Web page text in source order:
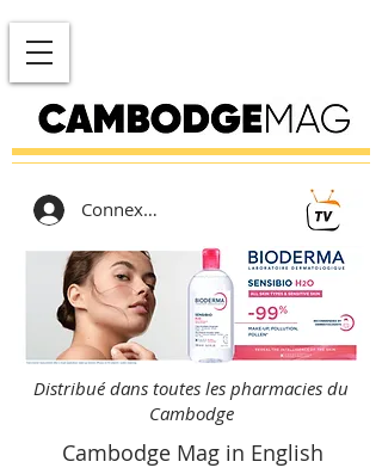
Connexion
Distribué dans toutes les pharmacies du
Cambodge
Cambodge Mag in English